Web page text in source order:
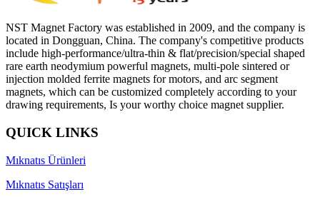
NST Magnet Factory was established in 2009, and the company is
located in Dongguan, China. The company's competitive products
include high-performance/ultra-thin & flat/precision/special shaped
rare earth neodymium powerful magnets, multi-pole sintered or
injection molded ferrite magnets for motors, and arc segment
magnets, which can be customized completely according to your
drawing requirements, Is your worthy choice magnet supplier.
QUICK LINKS
Mıknatıs Ürünleri
Mıknatıs Satışları